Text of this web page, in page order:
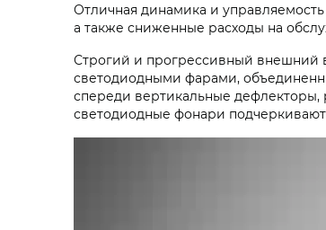
Отличная динамика и
а также сниженные расходы на
Строгий и прогрессивный внешний
светодиодными фарами,
спереди вертикальные
светодиодные фонари